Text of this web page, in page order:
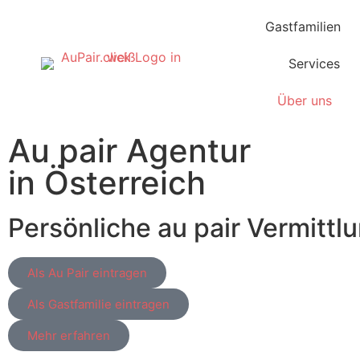
Gastfamilien
Services
Über uns
Au pair Agentur
in Österreich
Persönliche au pair
Als Au Pair eintragen
Als Gastfamilie eintragen
Mehr erfahren